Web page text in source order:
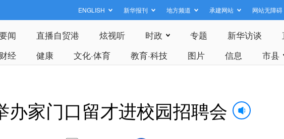
ENGLISH 新华报刊 地方频道 承建网站 网站无障碍
闻 直播自贸港 炫视听 时政 专题 新华访谈
财经 健康 文化·体育 教育·科技 图片 信息 市县
办家门口留才进校园招聘会